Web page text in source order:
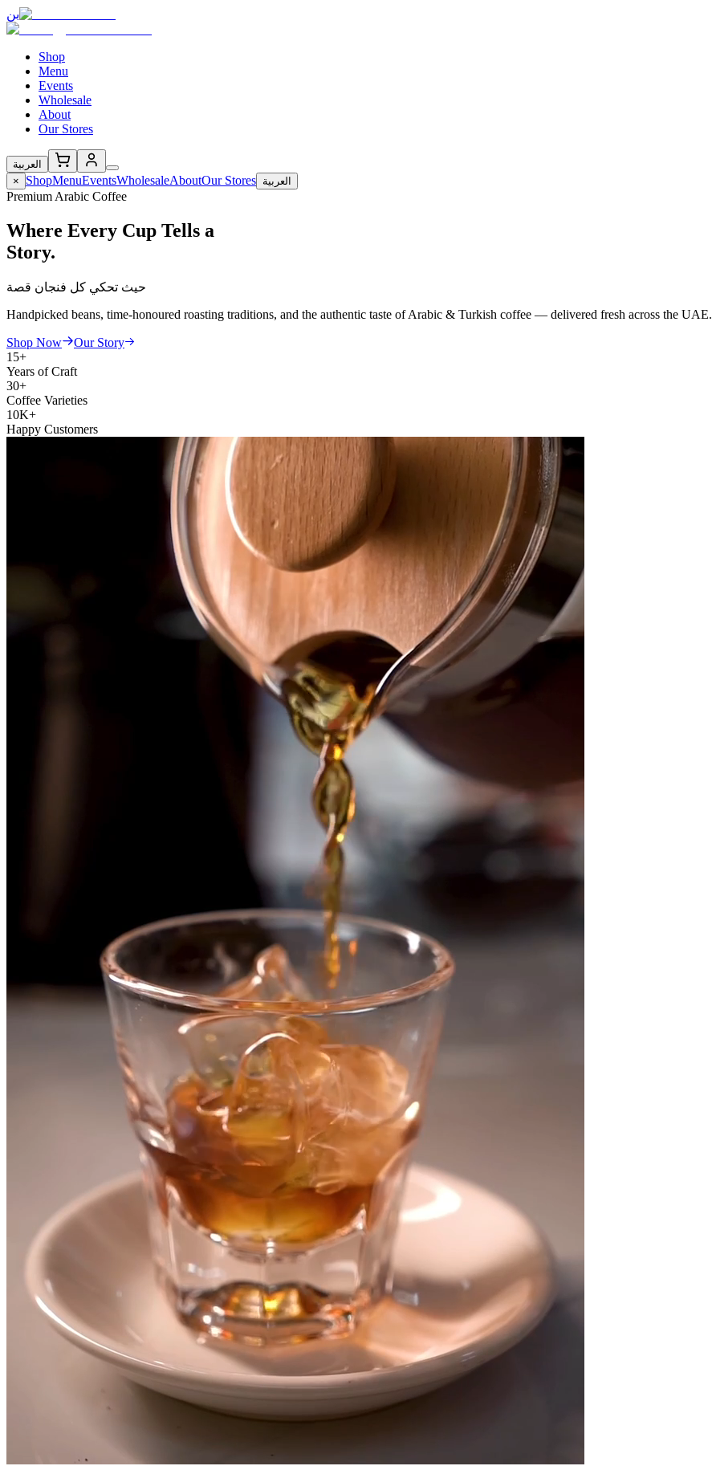
بن
Shop
Menu
Events
Wholesale
About
Our Stores
العربية
×
ShopMenuEventsWholesaleAboutOur Stores العربية
Premium Arabic Coffee
Where Every Cup Tells a
Story.
حيث تحكي كل فنجان قصة
Handpicked beans, time-honoured roasting traditions, and the authentic taste of Arabic & Turkish coffee — delivered fresh across the UAE.
Shop Now
Our Story
15+
Years of Craft
30+
Coffee Varieties
10K+
Happy Customers